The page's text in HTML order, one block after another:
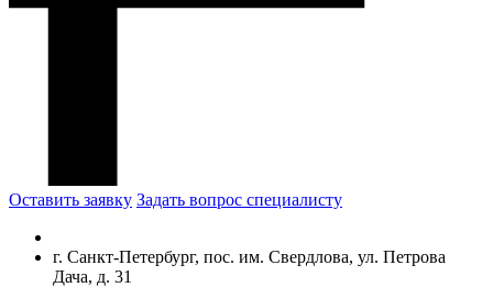
Оставить заявку Задать вопрос специалисту
г. Санкт-Петербург, пос. им. Свердлова, ул. Петрова
Дача, д. 31